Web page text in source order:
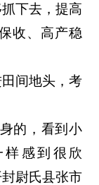
下去，提高
收、高产稳
间地头，考
的，看到小
感到很欣
尉氏县张市